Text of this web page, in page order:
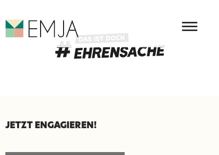
HAUPMENÜ
EMJA - EHRENAMT IN
SEITENFUSS
JETZT ENGAGIEREN!